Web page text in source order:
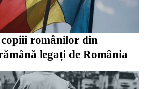
copiii românilor din
legați de România